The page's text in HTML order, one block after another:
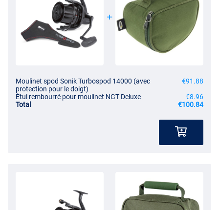
Moulinet spod Sonik Turbospod 14000 (avec
protection pour le doigt)
€91.88
Étui rembourré pour moulinet NGT Deluxe
€8.96
Total
€100.84